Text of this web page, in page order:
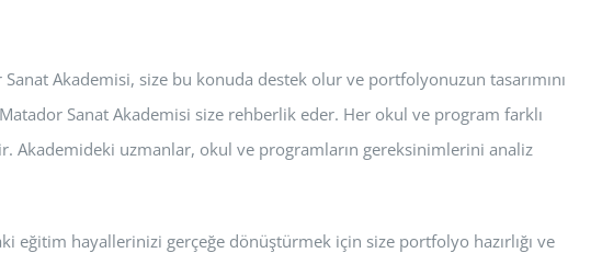
Akademisi, size bu konuda destek olur ve portfolyonuzun tasarımını
Sanat Akademisi size rehberlik eder. Her okul ve program farklı
Akademideki uzmanlar, okul ve programların gereksinimlerini analiz
eğitim hayallerinizi gerçeğe dönüştürmek için size portfolyo hazırlığı ve